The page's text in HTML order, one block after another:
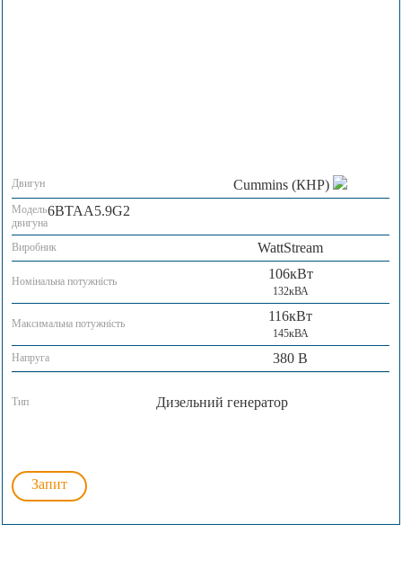
Двигун Cummins (КНР)
Модель
двигуна
6BTAA5.9G2
Виробник WattStream
Номінальна потужність 106кВт
132кВА
Максимальна потужність 116кВт
145кВА
Напруга
380 В
Тип Дизельний генератор
Запит